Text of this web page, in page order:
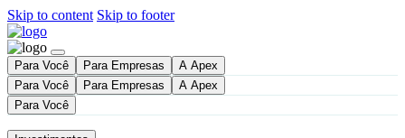
Skip to content Skip to footer
Para Você Para Empresas
A Apex
Para Você
Para Empresas
A Apex
Para Você